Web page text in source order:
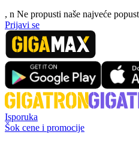
, n Ne propusti naše najveće
Prijavi se
Isporuka
Šok cene i promocije